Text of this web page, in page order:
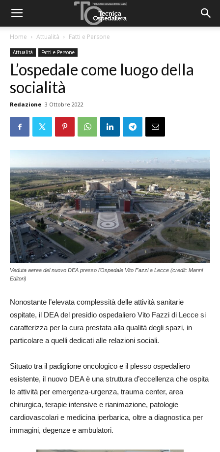
Home Attualità Fatti e Persone
Attualità Fatti e Persone
L’ospedale come luogo della
socialità
Redazione 3 Ottobre 2022
Veduta aerea del nuovo DEA presso l’Ospedale Vito Fazzi a Lecce (credit: Manni
Editori)
Nonostante l’elevata complessità delle attività sanitarie
ospitate, il DEA del presidio ospedaliero Vito Fazzi di Lecce si
caratterizza per la cura prestata alla qualità degli spazi, in
particolare a quelli dedicati alle relazioni sociali.
Situato tra il padiglione oncologico e il plesso ospedaliero
esistente, il nuovo DEA è una struttura d’eccellenza che ospita
le attività per emergenza-urgenza, trauma center, area
chirurgica, terapie intensive e rianimazione, patologie
cardiovascolari e medicina iperbarica, oltre a diagnostica per
immagini, degenze e ambulatori.